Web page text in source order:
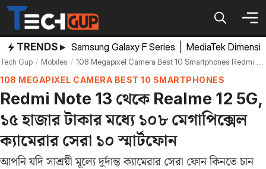
Skip
content
TRENDS ▸ Samsung Galaxy F Series MediaTek
Tech Gup Mobiles 108 Megapixel Camera Best 10 Smartphones Redmi Note 10 5g To Realme 12 5g
108 MEGAPIXEL CAMERA BEST 10 SMARTPHONES
Redmi Note 13 থেকে Realme 12 5G,
১৫ হাজার টাকার মধ্যে ১০৮ মেগাপিক্সেল
ক্যামেরার সেরা ১০ স্মার্টফোন
আপনি যদি সাশ্রয়ী মূল্যে দুর্দান্ত ক্যামেরার সেরা ফোন কিনতে চান